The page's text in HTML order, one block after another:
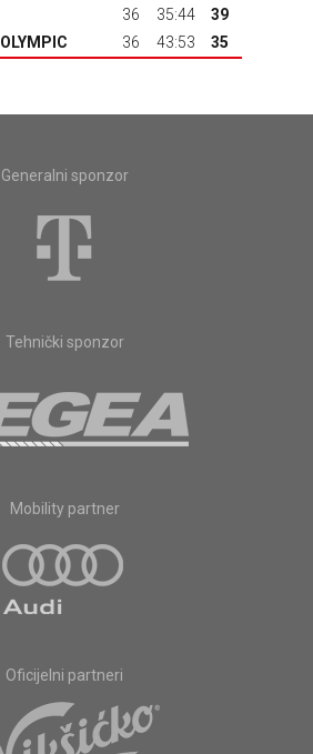
36 35:44
39
36 43:53 35
Generalni sponzor
Tehnički sponzor
Mobility partner
Oficijelni partneri